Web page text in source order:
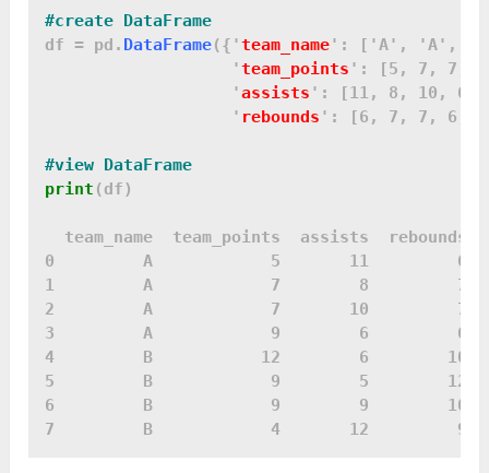
#create DataFrame
df = pd. DataFrame({'team_name': ['A', 'A',
                   '
team_points ': [5, 7, 7,
                   '
assists ': [11, 8, 10, 6,
                   '
rebounds ': [6, 7, 7, 6,
print (df)
  team_name  team_points  assists  rebounds
0         A            5       11         6
1         A            7        8         7
2         A            7       10         7
3         A            9        6         6
4         B           12        6        10
5         B            9        5        12
6         B            9        9        10